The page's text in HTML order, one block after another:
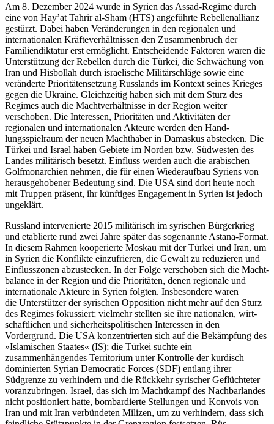
Am 8. Dezember 2024 wurde in Syrien das Assad-Regime durch
eine von Hay’at Tahrir al-Sham (HTS) angeführte Rebellenallianz
gestürzt. Dabei haben Veränderungen in den regionalen und
internationalen Kräfteverhältnissen den Zusammenbruch der
Familiendiktatur erst ermöglicht. Entscheidende Faktoren waren die
Unterstützung der Rebellen durch die Türkei, die Schwächung von
Iran und Hisbollah durch israe­lische Militärschläge sowie eine
veränderte Prioritätensetzung Russlands im Kontext seines Krieges
gegen die Ukraine. Gleichzeitig haben sich mit dem Sturz des
Regimes auch die Machtverhältnisse in der Region weiter
verschoben. Die Interessen, Prioritäten und Aktivitäten der
regionalen und internationalen Akteure werden den Hand­
lungsspielraum der neuen Machthaber in Damaskus abstecken. Die
Türkei und Israel haben Gebiete im Norden bzw. Südwesten des
Landes militärisch besetzt. Einfluss werden auch die arabischen
Golfmonarchien nehmen, die für einen Wiederaufbau Syriens von
herausgehobener Bedeutung sind. Die USA sind dort heute noch
mit Truppen präsent, ihr künftiges Engagement in Syrien ist jedoch
ungeklärt.
Russland intervenierte 2015 militärisch im syrischen Bürgerkrieg
und etablierte rund zwei Jahre später das sogenannte Astana-Format.
In diesem Rahmen kooperierte Mos­kau mit der Türkei und Iran, um
in Syrien die Konflikte einzufrieren, die Ge­walt zu reduzieren und
Einflusszonen ab­zustecken. In der Folge verschoben sich die Macht­­
balance in der Region und die Priori­täten, denen regionale und
internationale Akteu­re in Syrien folgten. Insbesondere waren
die Unterstützer der syrischen Opposition nicht mehr auf den Sturz
des Regimes fokussiert; vielmehr stellten sie ihre natio­nalen, wirt­
schaftlichen und sicherheits­politischen Interessen in den
Vordergrund. Die USA konzentrierten sich auf die Be­kämpfung des
»Islamischen Staates« (IS); die Türkei suchte ein
zusammenhängendes Territo­rium unter Kontrolle der kurdisch
dominierten Syrian Democratic Forces (SDF) entlang ihrer
Südgrenze zu verhindern und die Rückkehr syrischer Geflüchteter
voran­zubringen. Israel, das sich im Macht­kampf des Nachbarlandes
nicht positioniert hatte, bombardierte Stellungen und Kon­vois von
Iran und mit Iran verbündeten Milizen, um zu verhindern, dass sich